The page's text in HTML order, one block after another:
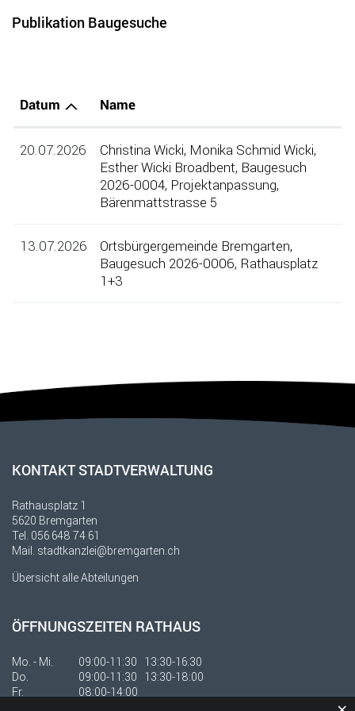
Publikation Baugesuche
Datum Name
20.07.2026
Christina Wicki, Monika Schmid Wicki,
Esther Wicki Broadbent, Baugesuch
2026-0004, Projektanpassung,
Bärenmattstrasse 5
13.07.2026
Ortsbürgergemeinde Bremgarten,
Baugesuch 2026-0006, Rathausplatz
1+3
Fusszeile
KONTAKT STADTVERWALTUNG
Rathausplatz 1
5620 Bremgarten
Tel. 056 648 74 61
Mail. stadtkanzlei@bremgarten.ch
Übersicht alle Abteilungen
ÖFFNUNGSZEITEN RATHAUS
Mo. - Mi.
09:00-11:30 13:30-16:30
Do.
09:00-11:30 13:30-18:00
Fr.
08:00-14:00